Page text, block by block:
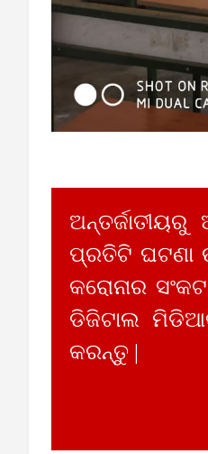
ପ୍ରତିଟି ଘଟଣା
କରୋନାର
ଡିଜିଟାଲ
କରନ୍ତୁ |